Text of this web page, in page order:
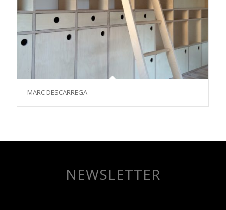
MARC DESCARREGA
NEWSLETTER